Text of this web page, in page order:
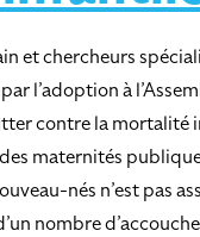
et chercheurs
par l’adoption à
contre la mortalité
maternités
nés n’est pas
nombre